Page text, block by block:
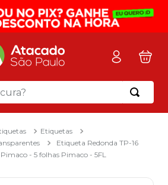
Etiquetas
Etiqueta Redonda TP-16
- 5 folhas Pimaco - 5FL